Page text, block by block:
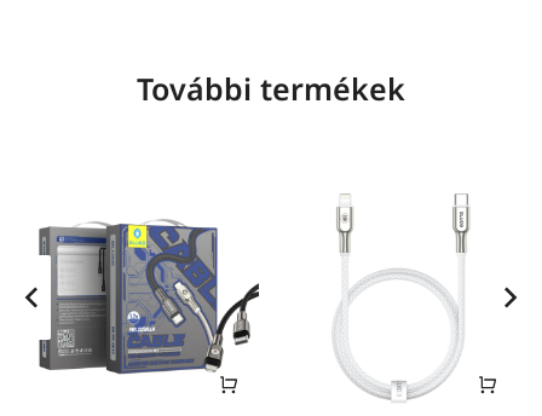
További termékek